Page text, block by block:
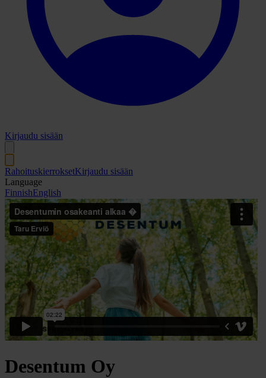
Kirjaudu sisään
RahoituskierroksetKirjaudu sisään
Language
FinnishEnglish
Desentum Oy